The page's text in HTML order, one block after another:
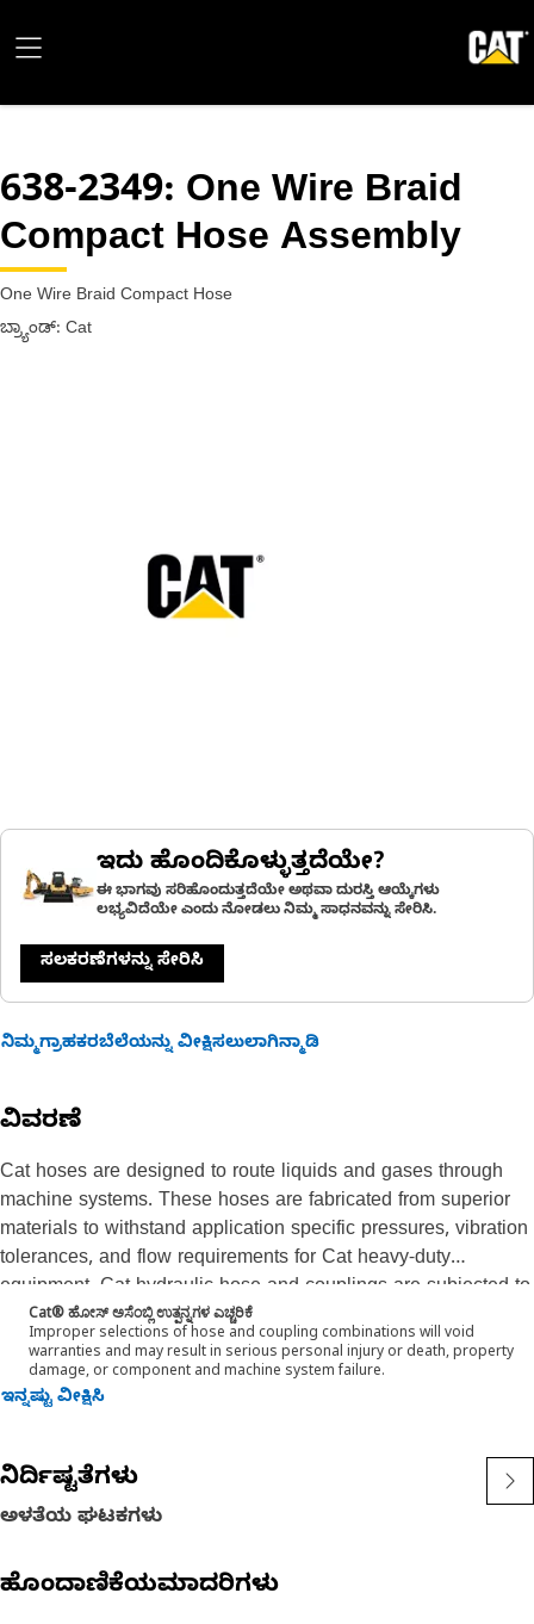
638-2349: One Wire Braid
Compact Hose Assembly
One Wire Braid Compact Hose
ಬ್ರ್ಯಾಂಡ್: Cat
ಇದು ಹೊಂದಿಕೊಳ್ಳುತ್ತದೆಯೇ?
ಈ ಭಾಗವು ಸರಿಹೊಂದುತ್ತದೆಯೇ ಅಥವಾ ದುರಸ್ತಿ ಆಯ್ಕೆಗಳು
ಲಭ್ಯವಿದೆಯೇ ಎಂದು ನೋಡಲು ನಿಮ್ಮ ಸಾಧನವನ್ನು ಸೇರಿಸಿ.
ಸಲಕರಣೆಗಳನ್ನು ಸೇರಿಸಿ
ನಿಮ್ಮಗ್ರಾಹಕರಬೆಲೆಯನ್ನು ವೀಕ್ಷಿಸಲುಲಾಗಿನ್ಮಾಡಿ
ವಿವರಣೆ
Cat hoses are designed to route liquids and gases through
machine systems. These hoses are fabricated from superior
materials to withstand application specific pressures, vibration
tolerances, and flow requirements for Cat heavy-duty
equipment. Cat hydraulic hose and couplings are subjected to
the most rigorous testing processes in the industry. Every Cat
hose and coupling combination is tested as a system to
ensure a perfect fit that yields maximum safety and
dependability.
temperature synthetic rubber tube and single high tensile steel
wire braid reinforcement. The outer cover is oil, weather, and
abrasion resistant synthetic rubber.
Cat® ಹೋಸ್ ಅಸೆಂಬ್ಲಿ ಉತ್ಪನ್ನಗಳ ಎಚ್ಚರಿಕೆ
Improper selections of hose and coupling combinations will void
warranties and may result in serious personal injury or death, property
damage, or component and machine system failure.
ಇನ್ನಷ್ಟು ವೀಕ್ಷಿಸಿ
ನಿರ್ದಿಷ್ಟತೆಗಳು
ಅಳತೆಯ ಘಟಕಗಳು
ಹೊಂದಾಣಿಕೆಯಮಾದರಿಗಳು